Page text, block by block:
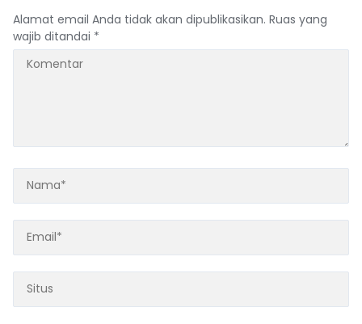
Alamat email Anda tidak akan dipublikasikan. Ruas yang
wajib ditandai *